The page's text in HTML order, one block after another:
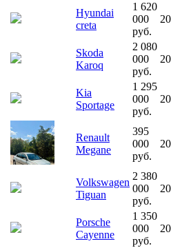
Hyundai
creta
1 620
000
руб.
Skoda
Karoq
2 080
000
руб.
Kia
Sportage
1 295
000
руб.
Renault
Megane
395
000
руб.
Volkswagen
Tiguan
2 380
000
руб.
Porsche
Cayenne
1 350
000
руб.